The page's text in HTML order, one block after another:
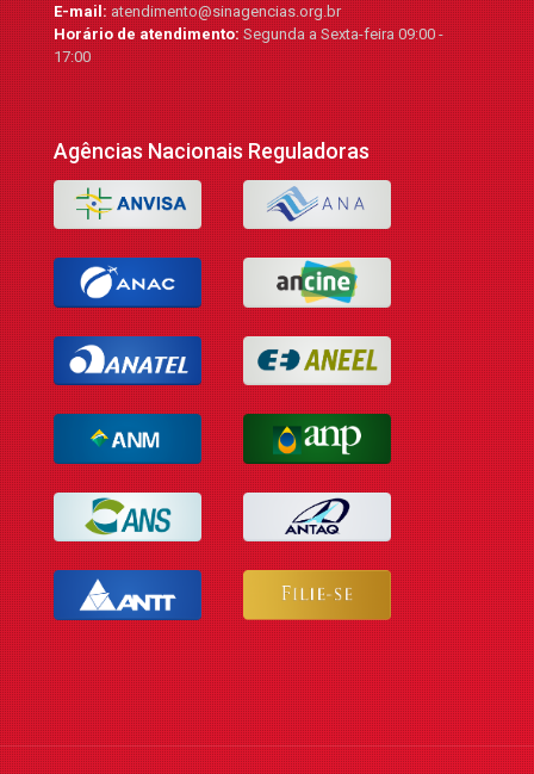
E-mail:atendimento@sinagencias.org.br
Horário de atendimento:Segunda a Sexta-feira 09:00 -
17:00
Agências Nacionais Reguladoras